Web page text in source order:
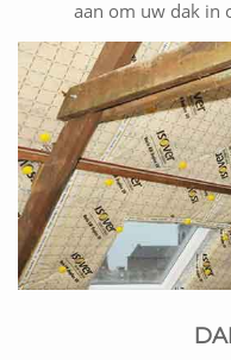
aan om uw dak in